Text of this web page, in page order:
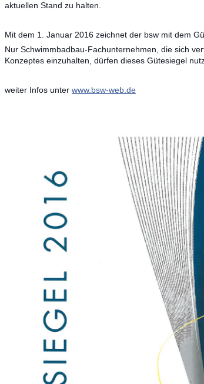
aktuellen Stand zu halten.
Mit dem 1. Januar 2016 zeichnet der bsw mit dem
Nur Schwimmbadbau-Fachunternehmen, die sich
Konzeptes einzuhalten, dürfen dieses Gütesiegel
weiter Infos unter www.bsw-web.de